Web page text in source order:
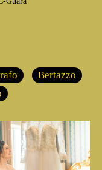
Bertazzo